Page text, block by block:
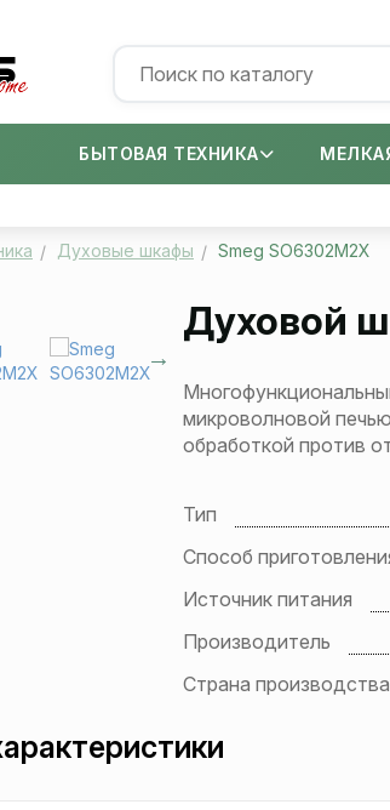
БЫТОВАЯ ТЕХНИКА
Духовые шкафы Smeg SO6302M2X
Духовой
микроволновой
обработкой против
Тип
Способ
Источник питания
Производитель
Страна производства